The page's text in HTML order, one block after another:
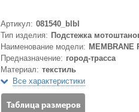
Артикул: 081540_blbl
Тип изделия: Подстежка
Наименование модели: MEMBRANE
Предназначение: город-трасса
Материал: текстиль
Все характеристики